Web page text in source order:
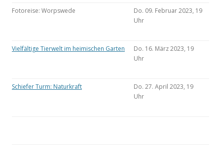
Fotoreise: Worpswede
Do. 09. Februar 2023, 19
Uhr
Vielfältige Tierwelt im heimischen Garten
Do. 16. März 2023, 19
Uhr
Schiefer Turm: Naturkraft
Do. 27. April 2023, 19
Uhr